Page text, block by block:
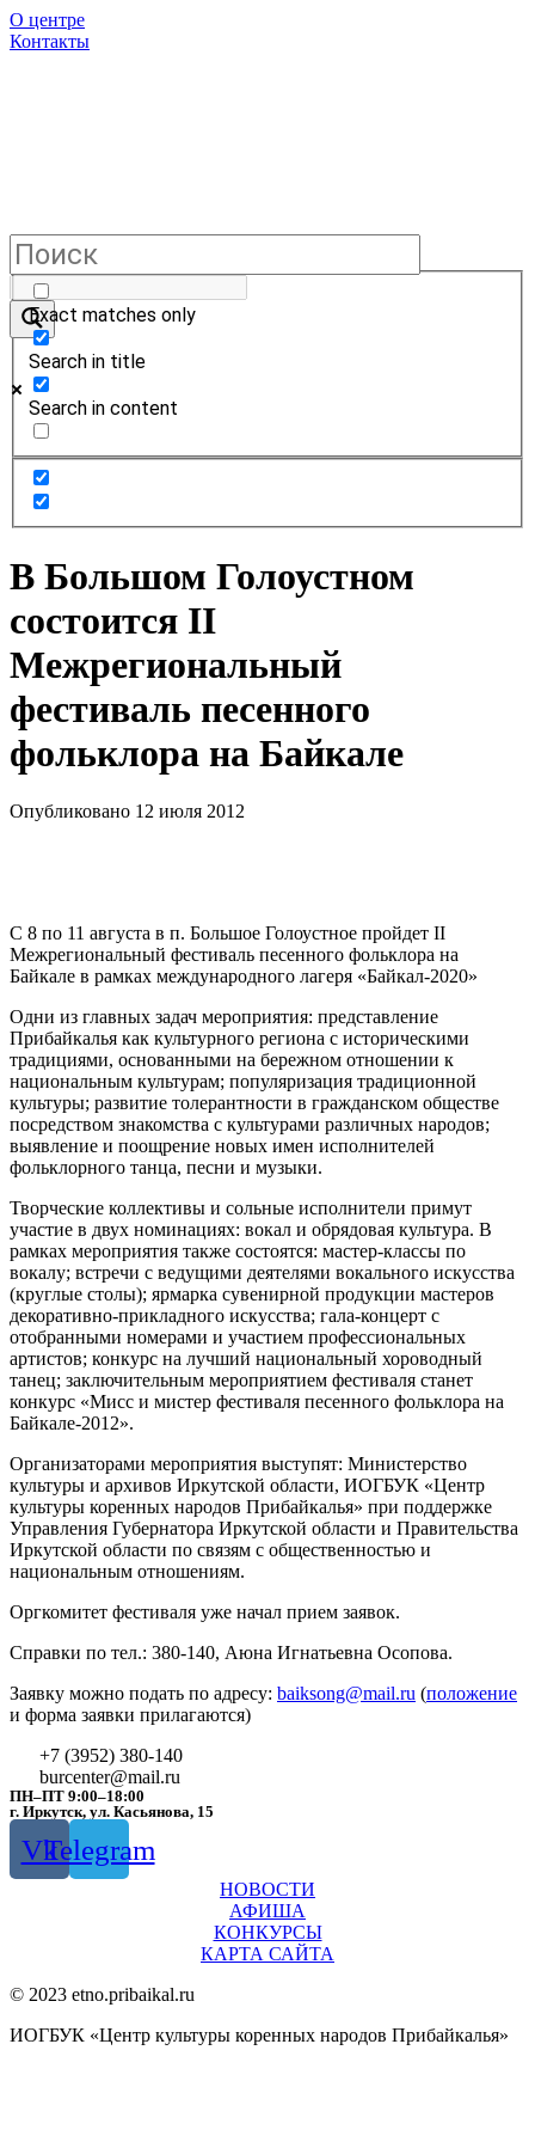
О центре
Контакты
Exact matches only
Search in title
Search in content
В Большом Голоустном
состоится II
Межрегиональный
фестиваль песенного
фольклора на Байкале
Опубликовано 12 июля 2012
С 8 по 11 августа в п. Большое Голоустное пройдет II
Межрегиональный фестиваль песенного фольклора на
Байкале в рамках международного лагеря «Байкал-2020»
Одни из главных задач мероприятия: представление
Прибайкалья как культурного региона с историческими
традициями, основанными на бережном отношении к
национальным культурам; популяризация традиционной
культуры; развитие толерантности в гражданском обществе
посредством знакомства с культурами различных народов;
выявление и поощрение новых имен исполнителей
фольклорного танца, песни и музыки.
Творческие коллективы и сольные исполнители примут
участие в двух номинациях: вокал и обрядовая культура. В
рамках мероприятия также состоятся: мастер-классы по
вокалу; встречи с ведущими деятелями вокального искусства
(круглые столы); ярмарка сувенирной продукции мастеров
декоративно-прикладного искусства; гала-концерт с
отобранными номерами и участием профессиональных
артистов; конкурс на лучший национальный хороводный
танец; заключительным мероприятием фестиваля станет
конкурс «Мисс и мистер фестиваля песенного фольклора на
Байкале-2012».
Организаторами мероприятия выступят: Министерство
культуры и архивов Иркутской области, ИОГБУК «Центр
культуры коренных народов Прибайкалья» при поддержке
Управления Губернатора Иркутской области и Правительства
Иркутской области по связям с общественностью и
национальным отношениям.
Оргкомитет фестиваля уже начал прием заявок.
Справки по тел.: 380-140, Аюна Игнатьевна Осопова.
Заявку можно подать по адресу: baiksong@mail.ru (положение
и форма заявки прилагаются)
+7 (3952) 380-140
burcenter@mail.ru
ПН–ПТ 9:00–18:00
г. Иркутск, ул. Касьянова, 15
VkTelegram
НОВОСТИ
АФИША
КОНКУРСЫ
КАРТА САЙТА
© 2023 etno.pribaikal.ru
ИОГБУК «Центр культуры коренных народов Прибайкалья»